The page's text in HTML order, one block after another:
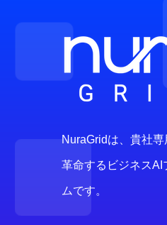
NuraGridは、貴社
革命するビジネスAI
ムです。